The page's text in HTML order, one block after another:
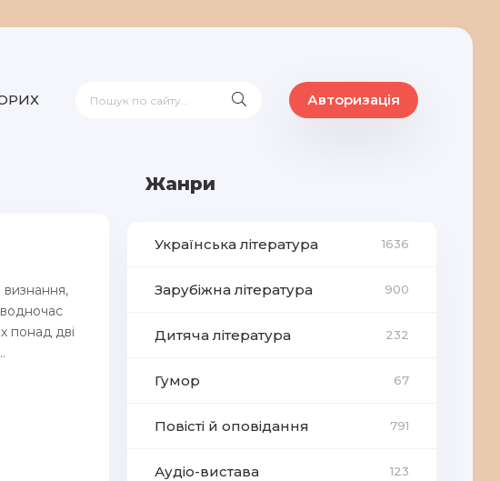
Авторизація
визнання,
водночас
понад дві
Жанри
Українська література 1636
Зарубіжна література 900
Дитяча література 232
Гумор 67
Повісті й оповідання 791
Аудіо-вистава 123